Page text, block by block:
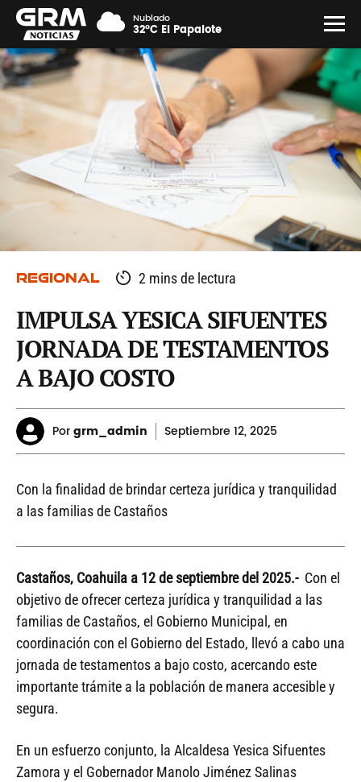
Nublado
32°C El Papalote
REGIONAL 2 mins de lectura
IMPULSA YESICA SIFUENTES
JORNADA DE TESTAMENTOS
A BAJO COSTO
Porgrm_admin Septiembre 12, 2025
Con la finalidad de brindar certeza jurídica y tranquilidad
a las familias de Castaños
Castaños, Coahuila a 12 de septiembre del 2025.- Con el
objetivo de ofrecer certeza jurídica y tranquilidad a las
familias de Castaños, el Gobierno Municipal, en
coordinación con el Gobierno del Estado, llevó a cabo una
jornada de testamentos a bajo costo, acercando este
importante trámite a la población de manera accesible y
segura.
En un esfuerzo conjunto, la Alcaldesa Yesica Sifuentes
Zamora y el Gobernador Manolo Jiménez Salinas